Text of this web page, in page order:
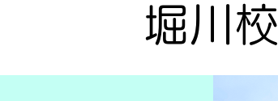
堀川校